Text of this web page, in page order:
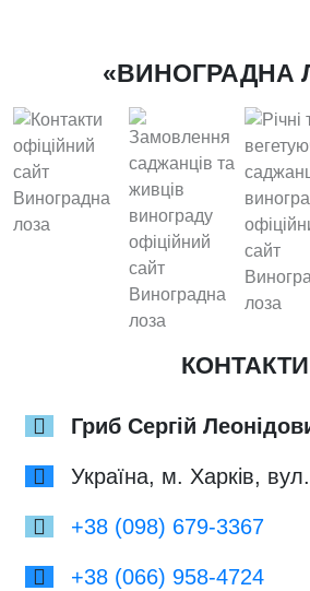
«ВИНОГРАДНА
КОНТАКТИ
Гриб Сергій
Україна, м. Харків,
+38 (098) 679-3367
+38 (066) 958-4724